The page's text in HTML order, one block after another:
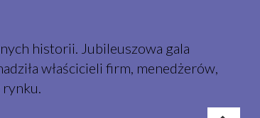
historii. Jubileuszowa gala
właścicieli firm, menedżerów,